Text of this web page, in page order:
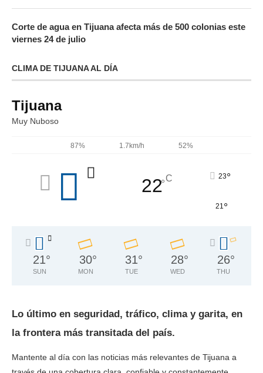
Corte de agua en Tijuana afecta más de 500 colonias este
viernes 24 de julio
CLIMA DE TIJUANA AL DÍA
Tijuana
Muy Nuboso
87% 1.7km/h 52%
22°C 23°
21 °
21°
SUN
30°
MON
31°
TUE
28°
WED
26°
THU
Lo último en seguridad, tráfico, clima y garita, en
la frontera más transitada del país.
Mantente al día con las noticias más relevantes de Tijuana a